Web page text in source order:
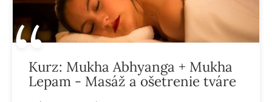
Kurz: Mukha Abhyanga + Mukha
Lepam - Masáž a ošetrenie tváre